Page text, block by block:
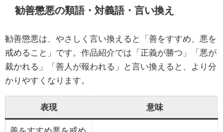
勧善懲悪の類語・対義語・言い換え
勧善懲悪は、やさしく言い換えると「善をすすめ、悪を
戒めること」です。作品紹介では「正義が勝つ」「悪が
裁かれる」「善人が報われる」と言い換えると、より分
かりやすくなります。
表現 意味
善をすすめ悪を戒め